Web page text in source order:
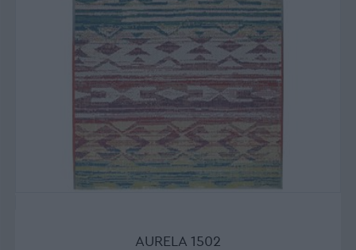
AURELA 1502